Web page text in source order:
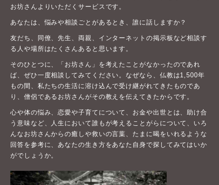
お坊さんよりいただくサービスです。
あなたは、悩みや相談ごとがあるとき、誰に話しますか？
友だち、同僚、先生、両親、インターネットの掲示板など相談す
る人や場所はたくさんあると思います。
そのひとつに、「お坊さん」を考えたことがなかったのであれ
ば、ぜひ一度相談してみてください。なぜなら、仏教は1,500年
もの間、私たちの生活に溶け込んで受け継がれてきたものであ
り、僧侶であるお坊さんがその教えを伝えてきたからです。
心や体の悩み、恋愛や子育てについて、お金や出世とは、助け合
う意味など、人生において誰もが考えることがらについて、いろ
んなお坊さんからの癒しや救いの言葉、たまに喝をいれるような
回答を参考に、あなたの生き方をあなた自身で探してみてはいか
がでしょうか。